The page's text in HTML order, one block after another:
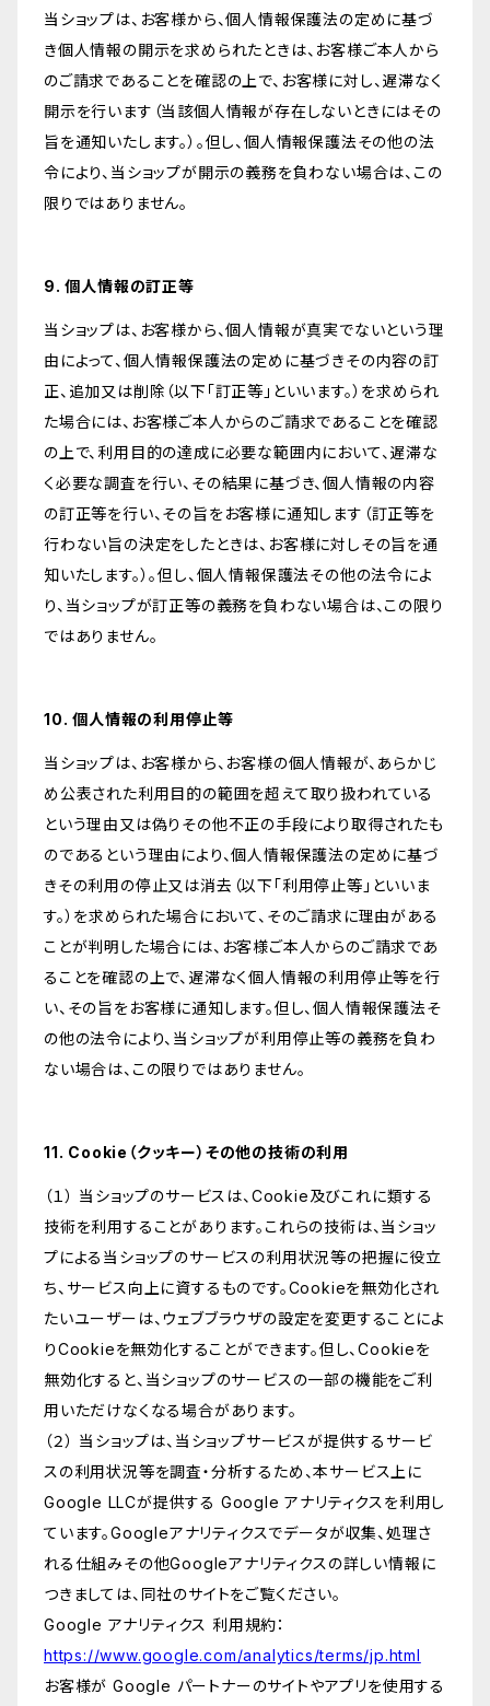
当ショップは、お客様から、個人情報保護法の定めに基づ
き個人情報の開示を求められたときは、お客様ご本人から
のご請求であることを確認の上で、お客様に対し、遅滞なく
開示を行います（当該個人情報が存在しないときにはその
旨を通知いたします。）。但し、個人情報保護法その他の法
令により、当ショップが開示の義務を負わない場合は、この
限りではありません。
9. 個人情報の訂正等
当ショップは、お客様から、個人情報が真実でないという理
由によって、個人情報保護法の定めに基づきその内容の訂
正、追加又は削除（以下「訂正等」といいます。）を求められ
た場合には、お客様ご本人からのご請求であることを確認
の上で、利用目的の達成に必要な範囲内において、遅滞な
く必要な調査を行い、その結果に基づき、個人情報の内容
の訂正等を行い、その旨をお客様に通知します（訂正等を
行わない旨の決定をしたときは、お客様に対しその旨を通
知いたします。）。但し、個人情報保護法その他の法令によ
り、当ショップが訂正等の義務を負わない場合は、この限り
ではありません。
10. 個人情報の利用停止等
当ショップは、お客様から、お客様の個人情報が、あらかじ
め公表された利用目的の範囲を超えて取り扱われている
という理由又は偽りその他不正の手段により取得されたも
のであるという理由により、個人情報保護法の定めに基づ
きその利用の停止又は消去（以下「利用停止等」といいま
す。）を求められた場合において、そのご請求に理由がある
ことが判明した場合には、お客様ご本人からのご請求であ
ることを確認の上で、遅滞なく個人情報の利用停止等を行
い、その旨をお客様に通知します。但し、個人情報保護法そ
の他の法令により、当ショップが利用停止等の義務を負わ
ない場合は、この限りではありません。
11. Cookie（クッキー）その他の技術の利用
（１） 当ショップのサービスは、Cookie及びこれに類する
技術を利用することがあります。これらの技術は、当ショッ
プによる当ショップのサービスの利用状況等の把握に役立
ち、サービス向上に資するものです。Cookieを無効化され
たいユーザーは、ウェブブラウザの設定を変更することによ
りCookieを無効化することができます。但し、Cookieを
無効化すると、当ショップのサービスの一部の機能をご利
用いただけなくなる場合があります。
（２） 当ショップは、当ショップサービスが提供するサービ
スの利用状況等を調査・分析するため、本サービス上に
Google LLCが提供する Google アナリティクスを利用し
ています。Googleアナリティクスでデータが収集、処理さ
れる仕組みその他Googleアナリティクスの詳しい情報に
つきましては、同社のサイトをご覧ください。
Google アナリティクス 利用規約：
https://www.google.com/analytics/terms/jp.html
お客様が Google パートナーのサイトやアプリを使用する